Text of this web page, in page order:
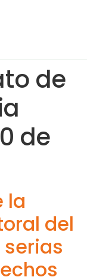
de
de
la
del